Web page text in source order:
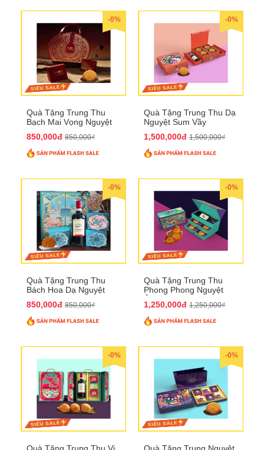
-0%
Quà Tặng Trung Thu
Bạch Mai Vọng Nguyệt
850,000đ 850,000₫
-0%
Quà Tặng Trung Thu Dạ
Nguyệt Sum Vầy
1,500,000đ 1,500,000₫
-0%
Quà Tặng Trung Thu
Bách Hoa Dạ Nguyệt
850,000đ 850,000₫
-0%
Quà Tặng Trung Thu
Phong Phong Nguyệt
1,250,000đ 1,250,000₫
-0%
Quà Tặng Trung Thu Vi
-0%
Quà Tặng Trung Nguyệt